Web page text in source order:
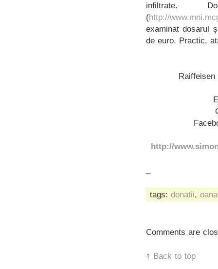
infiltrate.
(http://
examinat dosarul
de euro. Practic,
http://
tags: donatii,
Comments are
↑ Back to top